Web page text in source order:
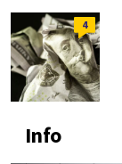
4
Info